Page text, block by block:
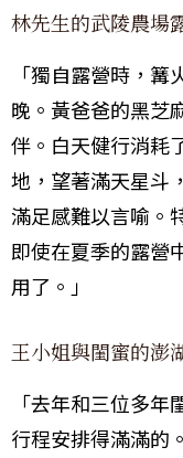
林先生的武陵農場
「獨自露營時，
晚。黃爸爸的黑芝
伴。白天健行消耗
地，望著滿天星斗
滿足感難以言喻。
即使在夏季的露營
用了。」
王小姐與閨蜜的澎
「去年和三位多年
行程安排得滿滿的